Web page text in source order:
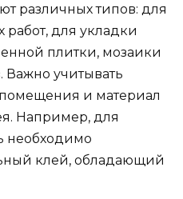
различных типов: для
для укладки
плитки, мозаики
учитывать
и материал
Например, для
необходимо
клей, обладающий